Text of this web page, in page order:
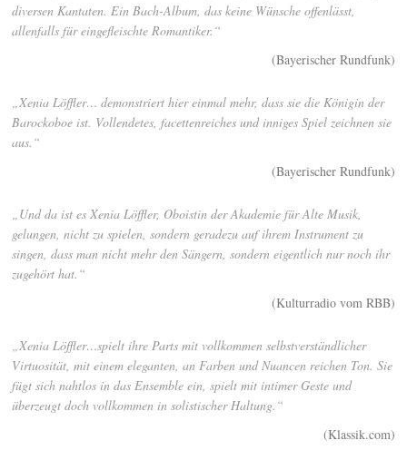
diversen Kantaten. Ein Bach-Album, das keine Wünsche offenlässt,
allenfalls für eingefleischte Romantiker.“
(Bayerischer Rundfunk)
„Xenia Löffler… demonstriert hier einmal mehr, dass sie die Königin der
Barockoboe ist. Vollendetes, facettenreiches und inniges Spiel zeichnen sie
aus.“
(Bayerischer Rundfunk)
„Und da ist es Xenia Löffler, Oboistin der Akademie für Alte Musik,
gelungen, nicht zu spielen, sondern geradezu auf ihrem Instrument zu
singen, dass man nicht mehr den Sängern, sondern eigentlich nur noch ihr
zugehört hat.“
(Kulturradio vom RBB)
„Xenia Löffler…spielt ihre Parts mit vollkommen selbstverständlicher
Virtuosität, mit einem eleganten, an Farben und Nuancen reichen Ton. Sie
fügt sich nahtlos in das Ensemble ein, spielt mit intimer Geste und
überzeugt doch vollkommen in solistischer Haltung.“
(Klassik.com)